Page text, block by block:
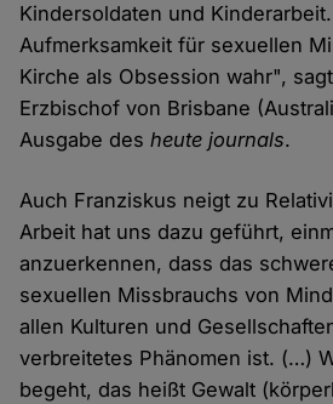
Kindersoldaten und
Aufmerksamkeit für sexuellen
Kirche als Obsession wahr",
Erzbischof von Brisbane
Ausgabe desheute journals.
Auch Franziskus neigt zu
Arbeit hat uns dazu geführt,
anzuerkennen, dass das
sexuellen Missbrauchs von
allen Kulturen und
verbreitetes Phänomen ist. (…)
begeht, das heißt Gewalt